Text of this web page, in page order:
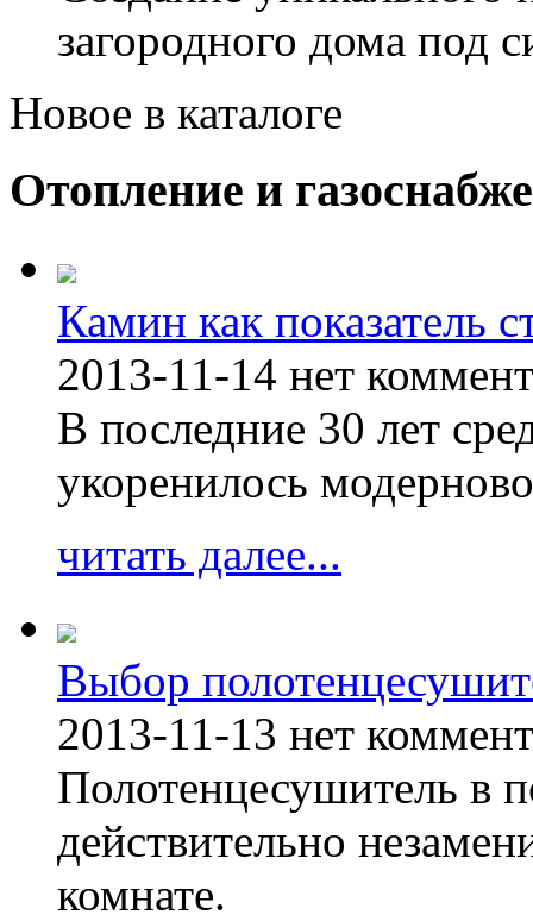
загородного дома под
Новое в каталоге
Отопление и
Камин как показатель
2013-11-14 нет
В последние 30 лет
укоренилось
читать далее...
Выбор
2013-11-13 нет
Полотенцесушитель в
действительно
комнате.